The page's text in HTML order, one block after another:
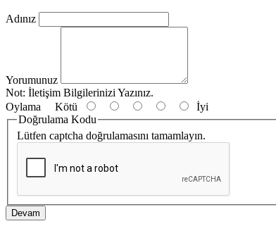
Adınız
Yorumunuz
Not: İletişim Bilgilerinizi Yazınız.
Oylama Kötü
İyi
Doğrulama Kodu
Lütfen captcha doğrulamasını tamamlayın.
Devam